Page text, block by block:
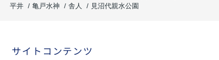
平井
亀戸水神 舎人 見沼代親水公園
サイトコンテンツ